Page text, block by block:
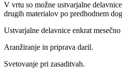
V vrtu so možne ustvarjalne
drugih materialov po predhodnem
Ustvarjalne delavnice enkrat
Aranžiranje in priprava daril.
Svetovanje pri zasaditvah.